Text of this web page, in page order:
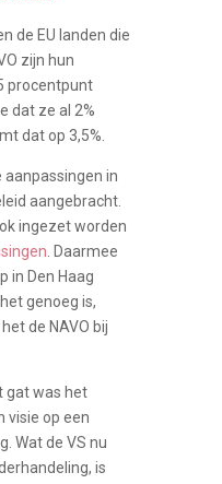
de EU landen die
zijn hun
procentpunt
dat ze al 2%
dat op 3,5%.
aanpassingen in
aangebracht.
ingezet worden
. Daarmee
in Den Haag
genoeg is,
de NAVO bij
gat was het
visie op een
Wat de VS nu
is